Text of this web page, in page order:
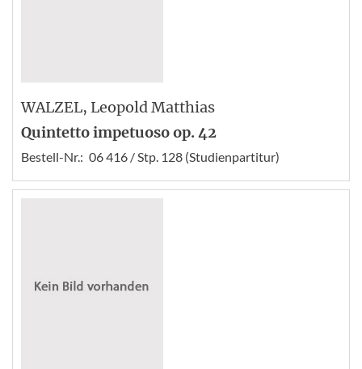
WALZEL, Leopold Matthias
Quintetto impetuoso op. 42
Bestell-Nr.: 06 416 / Stp. 128 (Studienpartitur)